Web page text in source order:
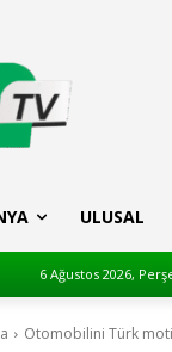
ULUSAL
6 Ağustos 2026,
Otomobilini Türk